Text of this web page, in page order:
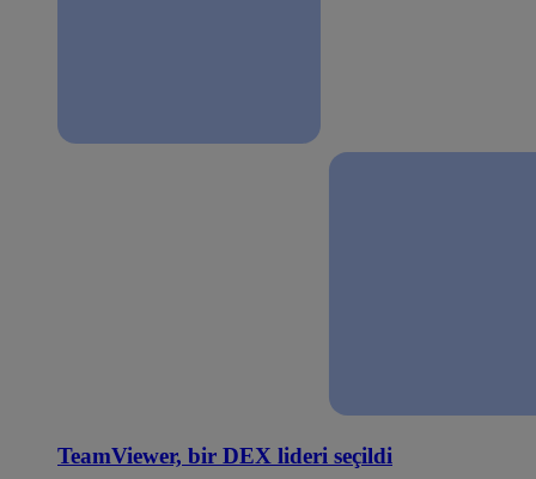
TeamViewer, bir DEX lideri seçildi